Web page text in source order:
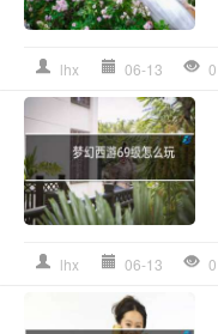
lhx 06-13 0
lhx 06-13 0